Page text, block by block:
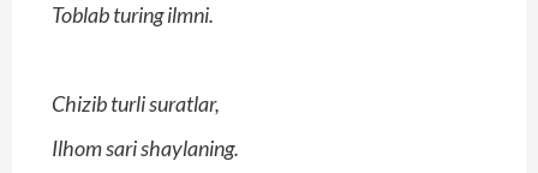
Toblab turing ilmni.
Chizib turli suratlar,
Ilhom sari shaylaning.